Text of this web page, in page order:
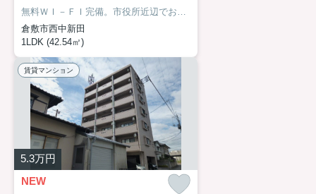
無料ＷＩ－ＦＩ完備。市役所近辺でお仕事の方にもオススメです。
倉敷市西中新田
1LDK (42.54㎡)
賃貸マンション
5.3万円
NEW